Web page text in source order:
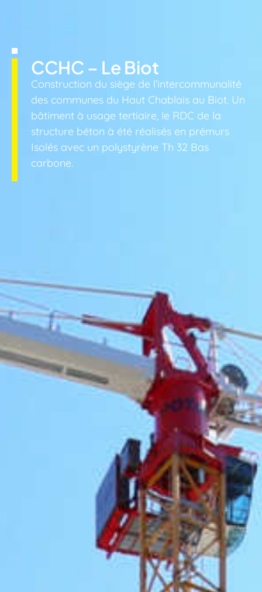
CCHC – Le Biot
Construction du siège de l’intercommunalité
des communes du Haut Chablais au Biot. Un
bâtiment à usage tertiaire, le RDC de la
structure béton à été réalisés en prémurs
Isolés avec un polystyrène Th 32 Bas
carbone.